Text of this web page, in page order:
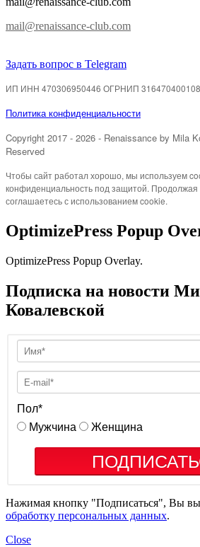
mail@renaissance-club.com
Задать вопрос в Telegram
ИП ИНН 470306950446 ОГРНИП
Политика конфиденциальности
Copyright 2017 - 2026 - Renaissance by Mila
Reserved
Чтобы сайт работал хорошо, мы используем
конфиденциальность под защитой. Продолжая
соглашаетесь с использованием cookie.
OptimizePress Popup
OptimizePress Popup Overlay.
Подписка на новости
Ковалевской
Пол*
Мужчина
Женщина
Нажимая кнопку "Подписаться", Вы
обработку персональных данных.
Close